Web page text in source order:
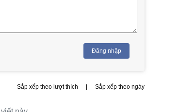
Đăng nhập
Sắp xếp theo lượt thích Sắp xếp theo ngày